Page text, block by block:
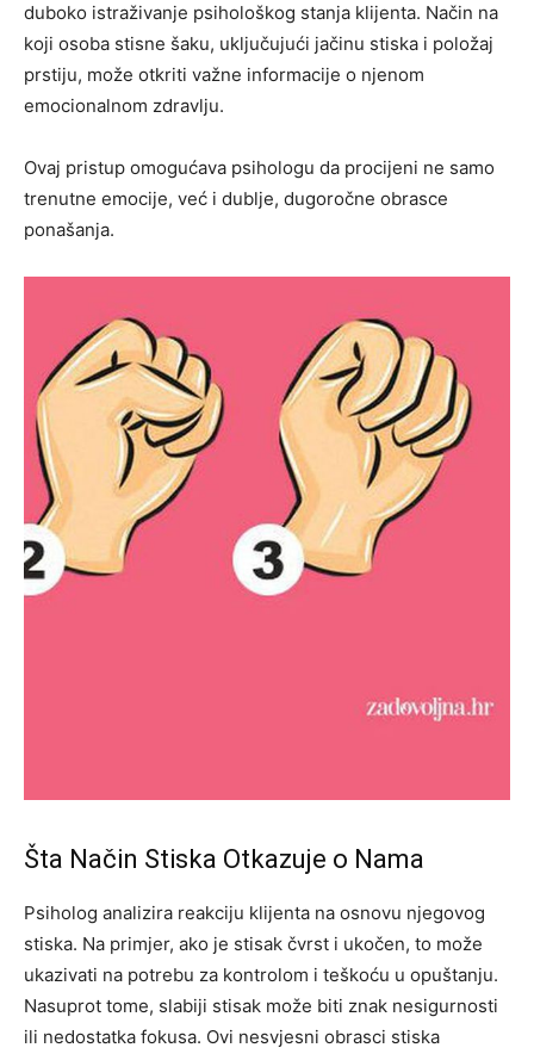
duboko istraživanje psihološkog stanja klijenta. Način na
koji osoba stisne šaku, uključujući jačinu stiska i položaj
prstiju, može otkriti važne informacije o njenom
emocionalnom zdravlju.
Ovaj pristup omogućava psihologu da procijeni ne samo
trenutne emocije, već i dublje, dugoročne obrasce
ponašanja.
Šta Način Stiska Otkazuje o Nama
Psiholog analizira reakciju klijenta na osnovu njegovog
stiska. Na primjer, ako je stisak čvrst i ukočen, to može
ukazivati na potrebu za kontrolom i teškoću u opuštanju.
Nasuprot tome, slabiji stisak može biti znak nesigurnosti
ili nedostatka fokusa. Ovi nesvjesni obrasci stiska